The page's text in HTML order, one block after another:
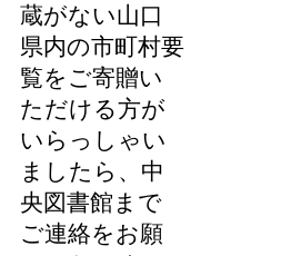
蔵がない山口
県内の市町村要
覧をご寄贈い
ただける方が
いらっしゃい
ましたら、中
央図書館まで
ご連絡をお願